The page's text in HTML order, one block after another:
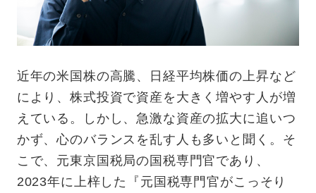
近年の米国株の高騰、日経平均株価の上昇など
により、株式投資で資産を大きく増やす人が増
えている。しかし、急激な資産の拡大に追いつ
かず、心のバランスを乱す人も多いと聞く。そ
こで、元東京国税局の国税専門官であり、
2023年に上梓した『元国税専門官がこっそり